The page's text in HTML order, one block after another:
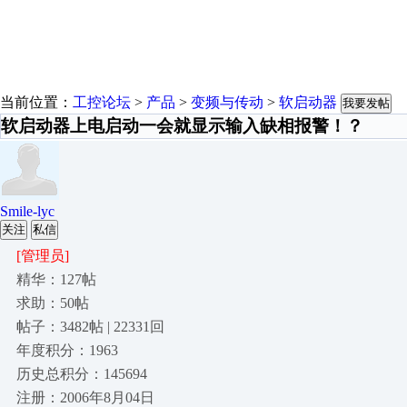
当前位置： 工控论坛 > 产品 > 变频与传动 > 软启动器 我要发帖
软启动器上电启动一会就显示输入缺相报警！？
Smile-lyc
关注 私信
[管理员]
精华：127帖
求助：50帖
帖子：3482帖 | 22331回
年度积分：1963
历史总积分：145694
注册：2006年8月04日